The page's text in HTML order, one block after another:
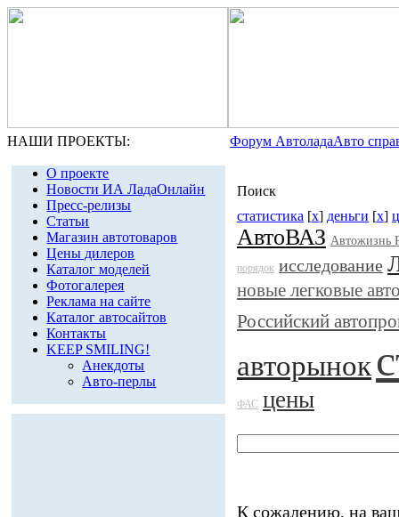
НАШИ ПРОЕКТЫ: Форум АвтоладаАвто
О проекте
Новости ИА ЛадаОнлайн
Пресс-релизы
Статьи
Магазин автотоваров
Цены дилеров
Каталог моделей
Фотогалерея
Реклама на сайте
Каталог автосайтов
Контакты
KEEP SMILING!
Анекдоты
Авто-перлы
Поиск
статистика [x] деньги [x]
АвтоВАЗ Автожизнь
порядок исследование
новые легковые
Российский
авторынок
ФАС цены
К сожалению, на